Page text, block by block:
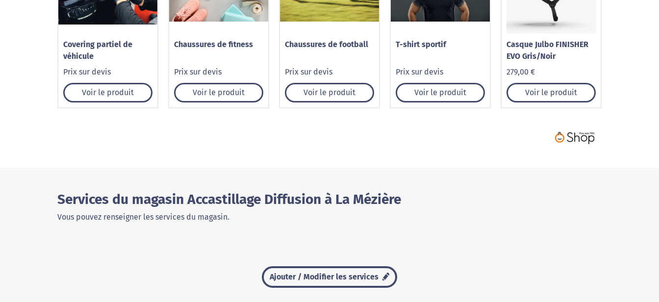
Covering partiel de
véhicule
Prix sur devis
Voir le produit
Chaussures de fitness
Prix sur devis
Voir le produit
Chaussures de football
Prix sur devis
Voir le produit
T-shirt sportif
Prix sur devis
Voir le produit
Casque Julbo FINISHER
EVO Gris/Noir
279,00 €
Voir le produit
Services du magasin Accastillage Diffusion à La Mézière
Vous pouvez renseigner les services du magasin.
Ajouter / Modifier les services